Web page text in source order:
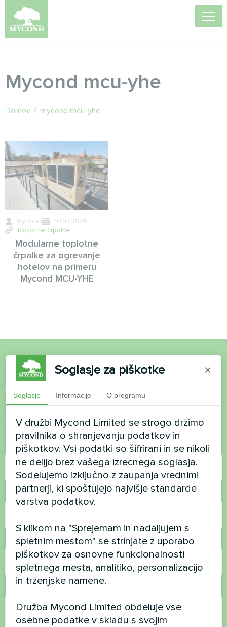
Mycond mcu-yhe
Domov / mycond mcu-yhe
Mycond
10.10.2025
Toplotne črpalke
Modularne toplotne
črpalke za ogrevanje
hotelov na primeru
Mycond MCU-YHE
Želite kupiti ali imate
vprašanja?
Stopite v stik z nami in pomagali vam bomo
Ime
Telefonska številka
E-pošta
Soglasje za piškotke ×
Soglasje Informacije O programu
V družbi Mycond Limited se strogo držimo
pravilnika o shranjevanju podatkov in
piškotkov. Vsi podatki so šifrirani in se nikoli
ne delijo brez vašega izrecnega soglasja.
Sodelujemo izključno z zaupanja vrednimi
partnerji, ki spoštujejo najvišje standarde
varstva podatkov.
S klikom na "Sprejemam in nadaljujem s
spletnim mestom" se strinjate z uporabo
piškotkov za osnovne funkcionalnosti
spletnega mesta, analitiko, personalizacijo
in trženjske namene.
Družba Mycond Limited obdeluje vse
osebne podatke v skladu s svojim